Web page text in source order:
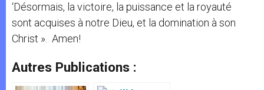
‘Désormais, la victoire, la puissance et la royauté
sont acquises à notre Dieu, et la domination à son
Christ ». Amen!
Autres Publications :